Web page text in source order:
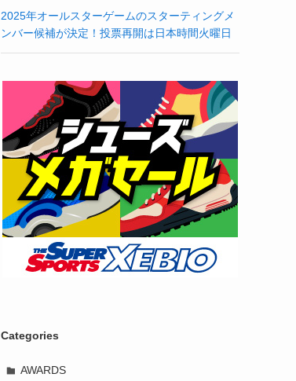
2025年オールスターゲームのスターティングメ
ンバー候補が決定！投票再開は日本時間火曜日
Categories
AWARDS